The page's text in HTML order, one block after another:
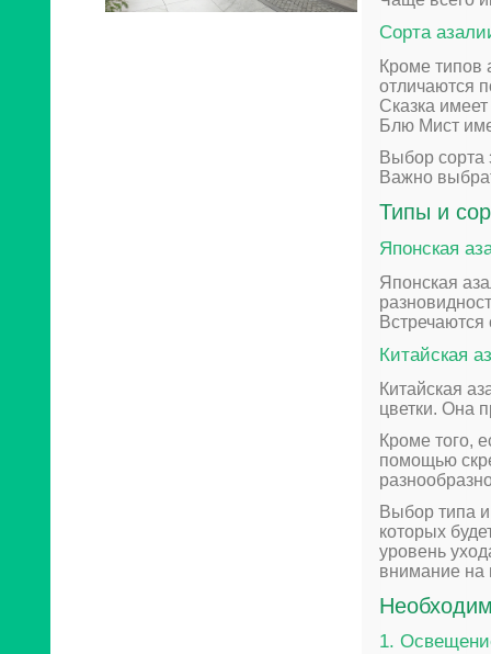
Сорта
Кроме типов
отличаются
Сказка
Блю Мист
Выбор сорта
Важно
Типы и
Японская
Японская
Китайская
Китайская
цветки. Она
Кроме того,
помощью
Выбор типа
которых
уровень
внимание на
1.